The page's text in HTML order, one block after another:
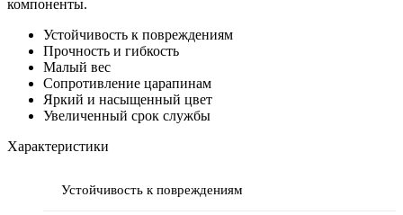
компоненты.
Устойчивость к повреждениям
Прочность и гибкость
Малый вес
Сопротивление царапинам
Яркий и насыщенный цвет
Увеличенный срок службы
Характеристики
Устойчивость к повреждениям